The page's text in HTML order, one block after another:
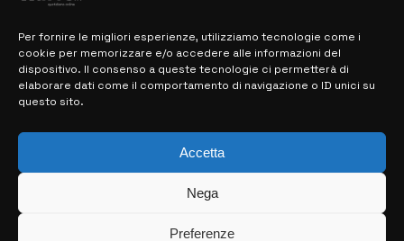
Per fornire le migliori esperienze, utilizziamo tecnologie come i
cookie per memorizzare e/o accedere alle informazioni del
dispositivo. Il consenso a queste tecnologie ci permetterà di
elaborare dati come il comportamento di navigazione o ID unici su
questo sito.
Accetta
Nega
Preferenze
MAPPA DEL SITO
> NOTIZIE
> EDIZIONI LOCALI